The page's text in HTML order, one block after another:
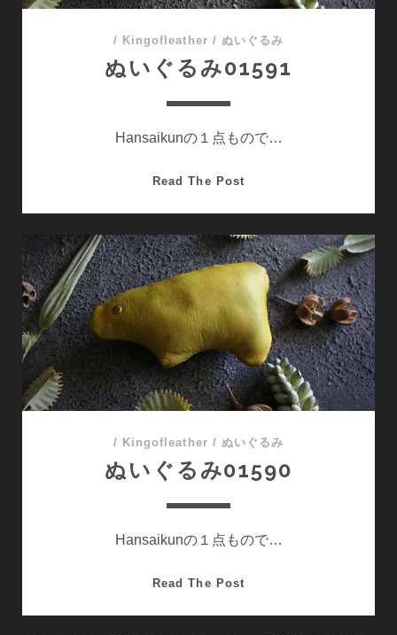
/ Kingofleather / ぬいぐるみ
ぬいぐるみ01591
Hansaikunの１点もので…
Read The Postぬ
る
み
01591
/ Kingofleather / ぬいぐるみ
ぬいぐるみ01590
Hansaikunの１点もので…
Read The Postぬ